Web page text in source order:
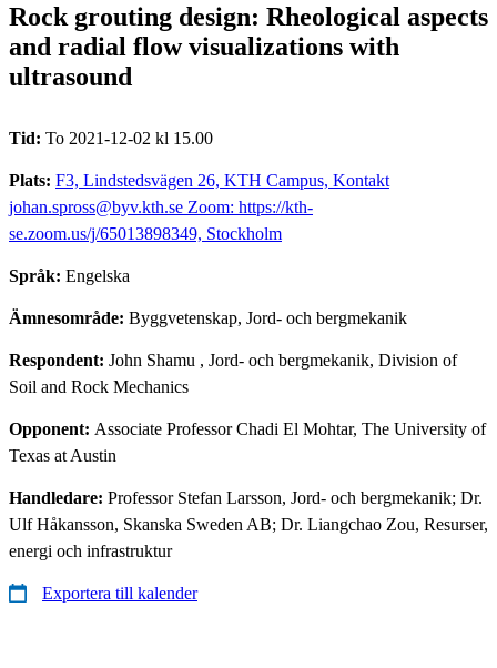
Rock grouting design: Rheological aspects
and radial flow visualizations with
ultrasound
Tid: To 2021-12-02 kl 15.00
Plats: F3, Lindstedsvägen 26, KTH Campus, Kontakt
johan.spross@byv.kth.se Zoom: https://kth-
se.zoom.us/j/65013898349, Stockholm
Språk: Engelska
Ämnesområde: Byggvetenskap, Jord- och bergmekanik
Respondent: John Shamu , Jord- och bergmekanik, Division of
Soil and Rock Mechanics
Opponent: Associate Professor Chadi El Mohtar, The University of
Texas at Austin
Handledare: Professor Stefan Larsson, Jord- och bergmekanik; Dr.
Ulf Håkansson, Skanska Sweden AB; Dr. Liangchao Zou, Resurser,
energi och infrastruktur
Exportera till kalender